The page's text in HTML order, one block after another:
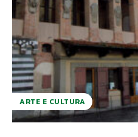
ARTE E CULTURA